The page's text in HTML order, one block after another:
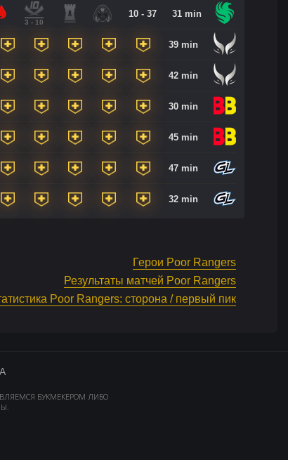
3 - 10
10 - 37 31 min
39 min
42 min
30 min
45 min
47 min
32 min
Герои Poor Rangers
Результаты матчей Poor Rangers
Poor Rangers: сторона / первый пик
БУКМЕКЕРОМ ЛИБО